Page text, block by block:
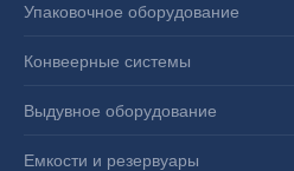
Упаковочное оборудование
Конвеерные системы
Выдувное оборудование
Емкости и резервуары